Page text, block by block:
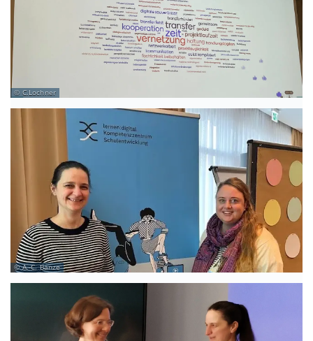
C.Lochner
A.-C. Banze